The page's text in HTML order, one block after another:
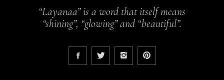
“Layanaa” is a word that itself means
“shining”, “glowing” and “beautiful”.